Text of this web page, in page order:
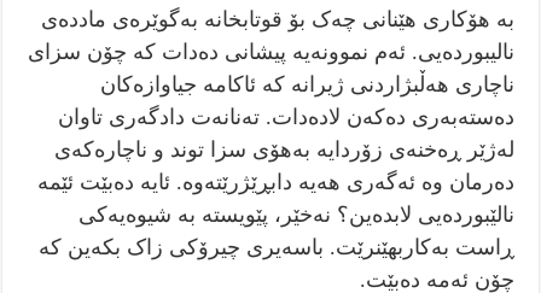
بە هۆکاری هێنانی چەک بۆ قوتابخانە بەگوێرەی ماددەی
نالیبوردەیی. ئەم نموونەیە پیشانی دەدات کە چۆن سزای
ناچاری هەڵبژاردنی ژیرانە کە ئاکامە جیاوازەکان
دەستەبەری دەکەن لادەدات. تەنانەت دادگەری تاوان
لەژێر ڕەخنەی زۆردایە بەهۆی سزا توند و ناچارەکەی
دەرمان وە ئەگەری هەیە دابڕێژرێتەوە. ئایە دەبێت ئێمە
نالێبوردەیی لابدەین؟ نەخێر، پێویستە بە شیوەیەکی
ڕاست بەکاربهێنرێت. باسەیری چیرۆکی زاک بکەین کە
چۆن ئەمە دەبێت.